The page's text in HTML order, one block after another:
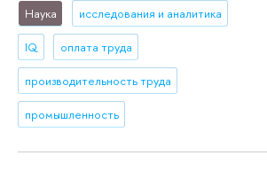
Наука исследования и аналитика
IQ оплата труда
производительность труда
промышленность